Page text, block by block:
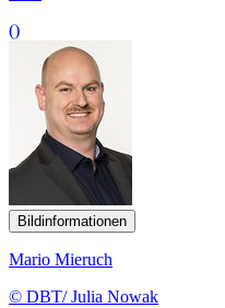
()
Bildinformationen
Mario Mieruch
© DBT/ Julia Nowak